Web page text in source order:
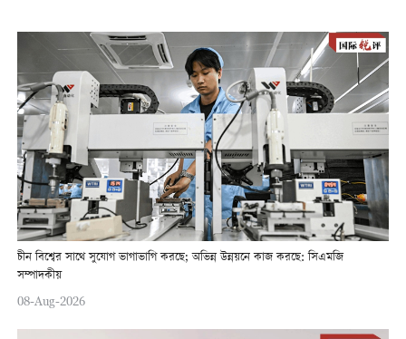
চীন বিশ্বের সাথে সুযোগ ভাগাভাগি করছে; অভিন্ন উন্নয়নে কাজ করছে: সিএমজি
সম্পাদকীয়
08-Aug-2026